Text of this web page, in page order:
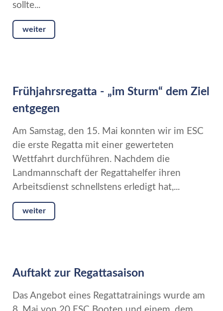
sollte...
weiter
Frühjahrsregatta - „im Sturm“ dem Ziel
entgegen
Am Samstag, den 15. Mai konnten wir im ESC
die erste Regatta mit einer gewerteten
Wettfahrt durchführen. Nachdem die
Landmannschaft der Regattahelfer ihren
Arbeitsdienst schnellstens erledigt hat,...
weiter
Auftakt zur Regattasaison
Das Angebot eines Regattatrainings wurde am